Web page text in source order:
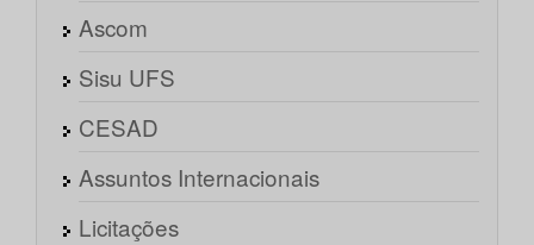
Ascom
Sisu UFS
CESAD
Assuntos Internacionais
Licitações